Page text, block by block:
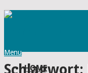
Menu
HOME
Schlagwort: